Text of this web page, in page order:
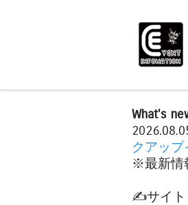
What's
クアップ
※最新情
✍️サイト